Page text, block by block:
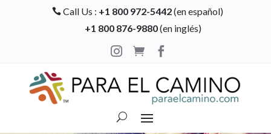
 Call Us : +1 800 972-5442(en español)
+1 800 876-9880(en inglés)

 